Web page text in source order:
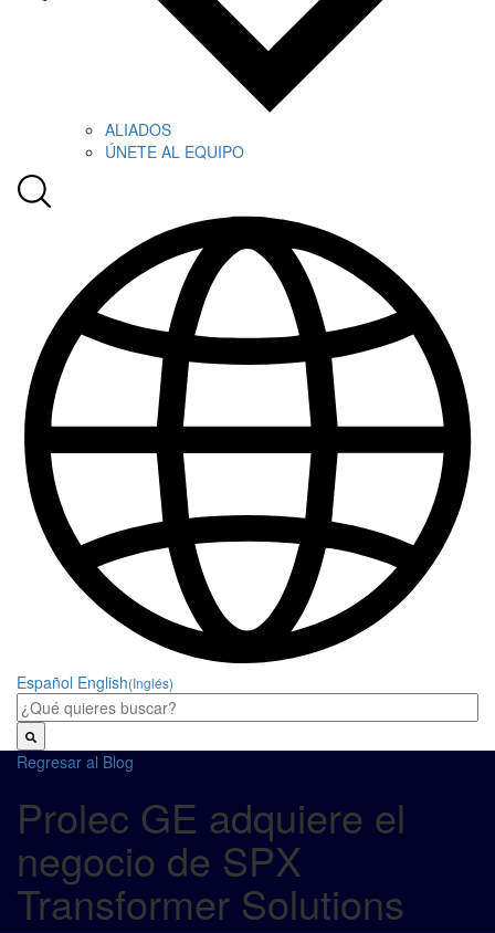
ALIADOS
ÚNETE AL EQUIPO
Español English(Inglés)
Regresar al Blog
Prolec GE adquiere el
negocio de SPX
Transformer Solutions